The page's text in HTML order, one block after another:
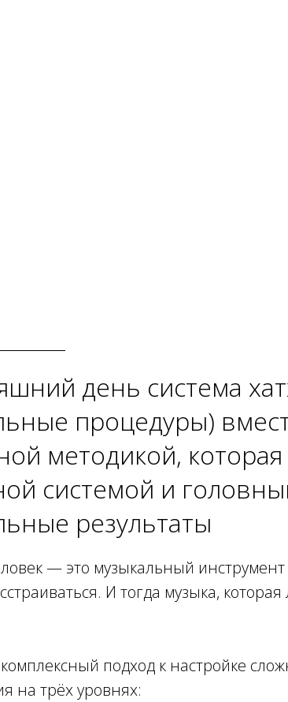
день система
процедуры)
методикой,
системой и
результаты
— это музыкальный
И тогда музыка,
подход к настройке
на трёх уровнях: